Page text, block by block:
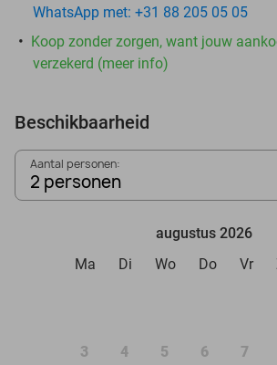
WhatsApp met: +31 88 205 05 05
Koop zonder zorgen, want jouw
verzekerd (meer info)
Beschikbaarheid
Aantal personen:
2 personen
augustus 2026
Ma
Di Wo Do Vr
3 4 5 6 7